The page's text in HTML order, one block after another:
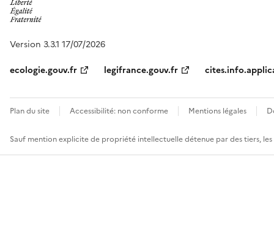
Version 3.3.1 17/07/2026
ecologie.gouv.fr
legifrance.gouv.fr
Plan du site Accessibilité: non conforme Mentions légales
Sauf mention explicite de propriété intellectuelle détenue par des tiers,